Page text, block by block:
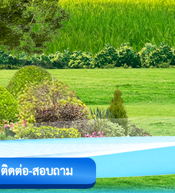
ติดต่อ-สอบถาม